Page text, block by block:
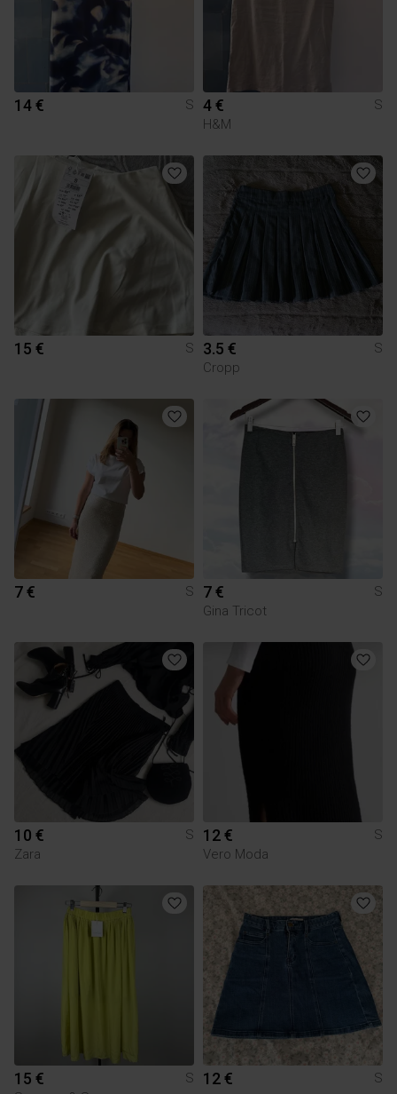
14 € S 4 €
S
H&M
15 € S 3.5 €
S
Cropp
7 € S 7 €
S
Gina Tricot
10 €
S
Zara
12 €
S
Vero Moda
15 €
S
12 € S